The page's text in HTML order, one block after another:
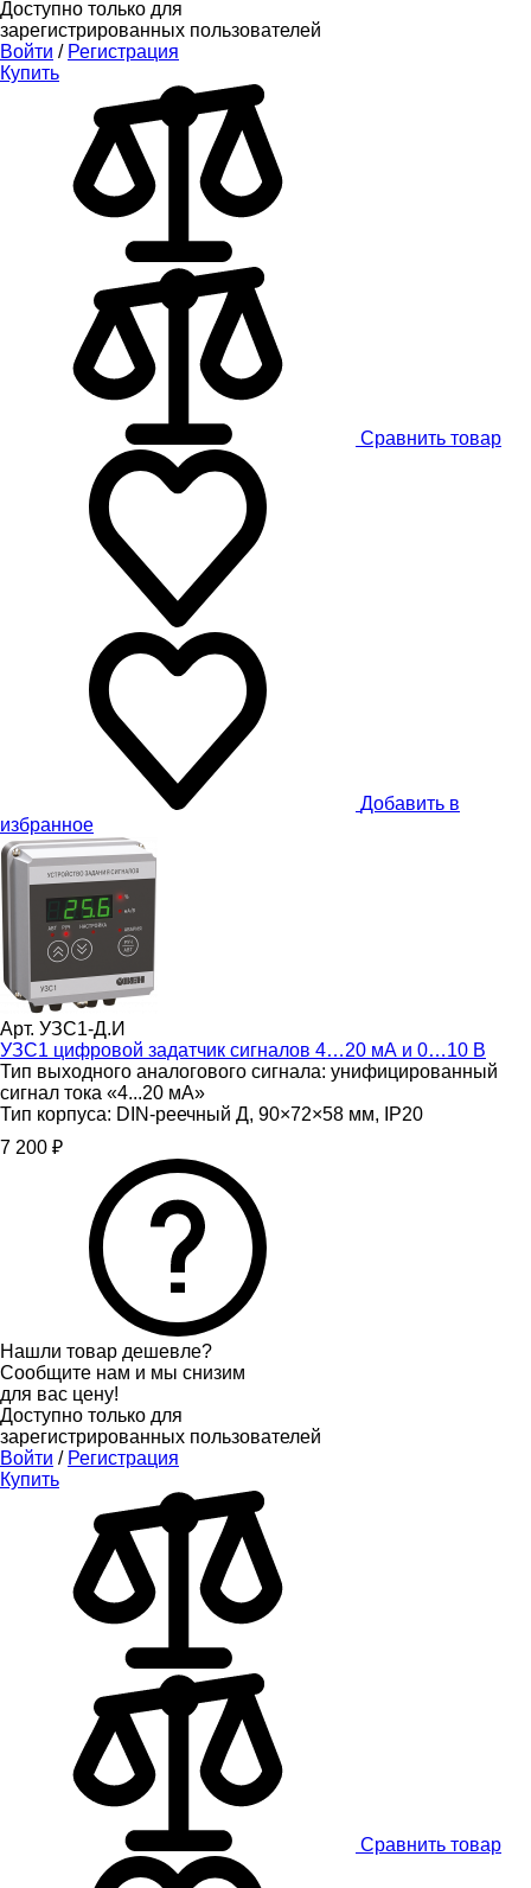
Доступно только для
зарегистрированных пользователей
Войти / Регистрация
Купить
Сравнить товар
Добавить в
избранное
Арт. УЗС1-Д.И
УЗС1 цифровой задатчик сигналов 4…20 мА и 0…10 В
Тип выходного аналогового сигнала: унифицированный
сигнал тока «4...20 мА»
Тип корпуса: DIN-реечный Д, 90×72×58 мм, IP20
7 200 ₽
Нашли товар дешевле?
Сообщите нам и мы снизим
для вас цену!
Доступно только для
зарегистрированных пользователей
Войти / Регистрация
Купить
Сравнить товар